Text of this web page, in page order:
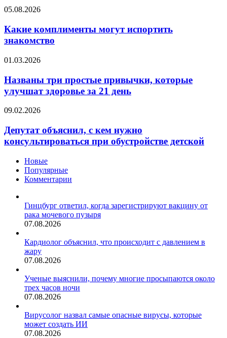
плохое
Какие
могут
испортить
знакомство
05.08.2026
Какие комплименты могут испортить
знакомство
Названы
простые
привычки,
которые
здоровье
21
день
01.03.2026
Названы три простые привычки, которые
улучшат здоровье за 21 день
Депутат
с
кем
нужно
при
обустройстве
детской
09.02.2026
Депутат объяснил, с кем нужно
консультироваться при обустройстве детской
Новые
Популярные
Комментарии
Гинцбург ответил, когда зарегистрируют вакцину от
рака мочевого пузыря
07.08.2026
Кардиолог объяснил, что происходит с давлением в
жару
07.08.2026
Ученые выяснили, почему многие просыпаются около
трех часов ночи
07.08.2026
Вирусолог назвал самые опасные вирусы, которые
может создать ИИ
07.08.2026